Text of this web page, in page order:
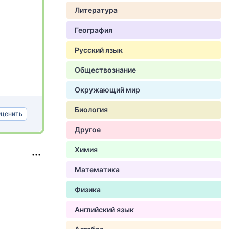
Литература
География
Русский язык
Обществознание
Окружающий мир
Биология
Другое
Химия
Математика
Физика
Английский язык